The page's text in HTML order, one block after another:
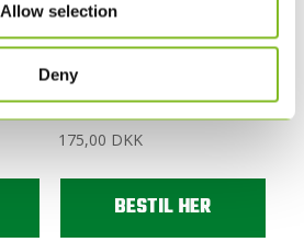
Allow selection
Deny1 SKILT MED FN’S
VERDENSMÅL 30 CM X
30 CM
175,00 DKK
BESTIL HER